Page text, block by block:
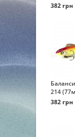
382 грн
214
382 грн